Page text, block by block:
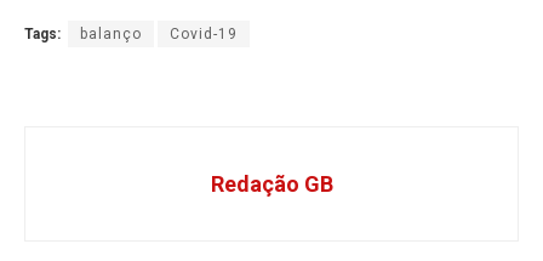
Tags: balanço Covid-19
Redação GB